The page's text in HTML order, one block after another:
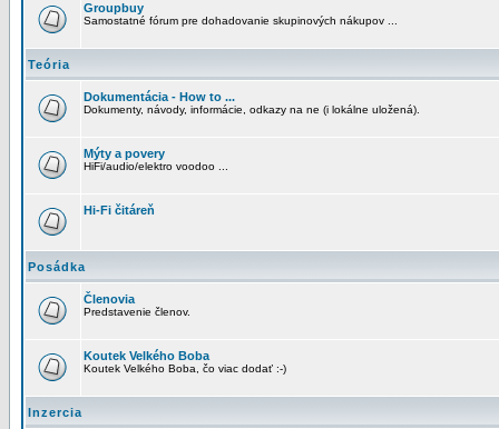
Groupbuy
Samostatné fórum pre dohadovanie skupinových nákupov ...
Teória
Dokumentácia - How to ...
Dokumenty, návody, informácie, odkazy na ne (i lokálne uložená).
Mýty a povery
HiFi/audio/elektro voodoo ...
Hi-Fi čitáreň
Posádka
Členovia
Predstavenie členov.
Koutek Velkého Boba
Koutek Velkého Boba, čo viac dodať :-)
Inzercia